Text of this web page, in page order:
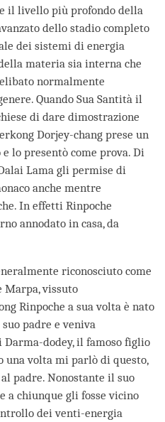
il livello più profondo della
dello stadio completo
dei sistemi di energia
materia sia interna che
normalmente
Quando Sua Santità il
di dare dimostrazione
Dorjey-chang prese un
lo presentò come prova. Di
Lama gli permise di
anche mentre
In effetti Rinpoche
annodato in casa, da
riconosciuto come
vissuto
Rinpoche a sua volta è nato
padre e veniva
dodey, il famoso figlio
una volta mi parlò di questo,
padre. Nonostante il suo
a chiunque gli fosse vicino
dei venti-energia